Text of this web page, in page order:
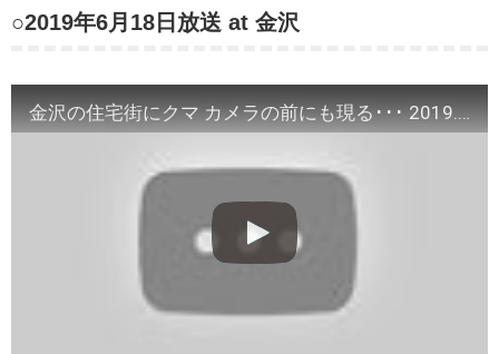
○2019年6月18日放送 at 金沢
金沢の住宅街にクマ カメラの前にも現る･･･ 2019.6.18放送